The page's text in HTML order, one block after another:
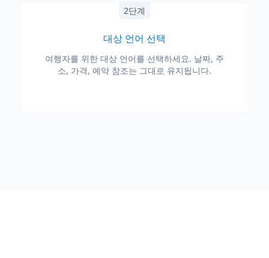
2단계
대상 언어 선택
여행자를 위한 대상 언어를 선택하세요. 날짜, 주
소, 가격, 예약 참조는 그대로 유지됩니다.